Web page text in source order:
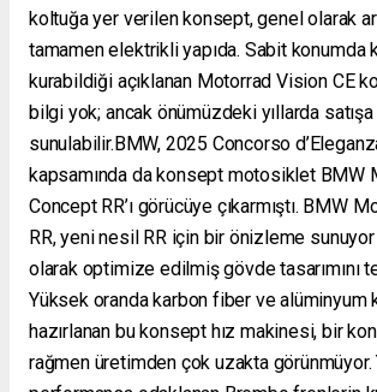
koltuğa yer verilen konsept, genel olarak
tamamen elektrikli yapıda. Sabit konumda
kurabildiği açıklanan Motorrad Vision CE
bilgi yok; ancak önümüzdeki yıllarda satışa
sunulabilir.BMW, 2025 Concorso
kapsamında da konsept motosiklet BMW
Concept RR’ı görücüye çıkarmıştı. BMW
RR, yeni nesil RR için bir önizleme
olarak optimize edilmiş gövde tasarımını
Yüksek oranda karbon fiber ve alüminyum
hazırlanan bu konsept hız makinesi, bir
rağmen üretimden çok uzakta görünmüyor.